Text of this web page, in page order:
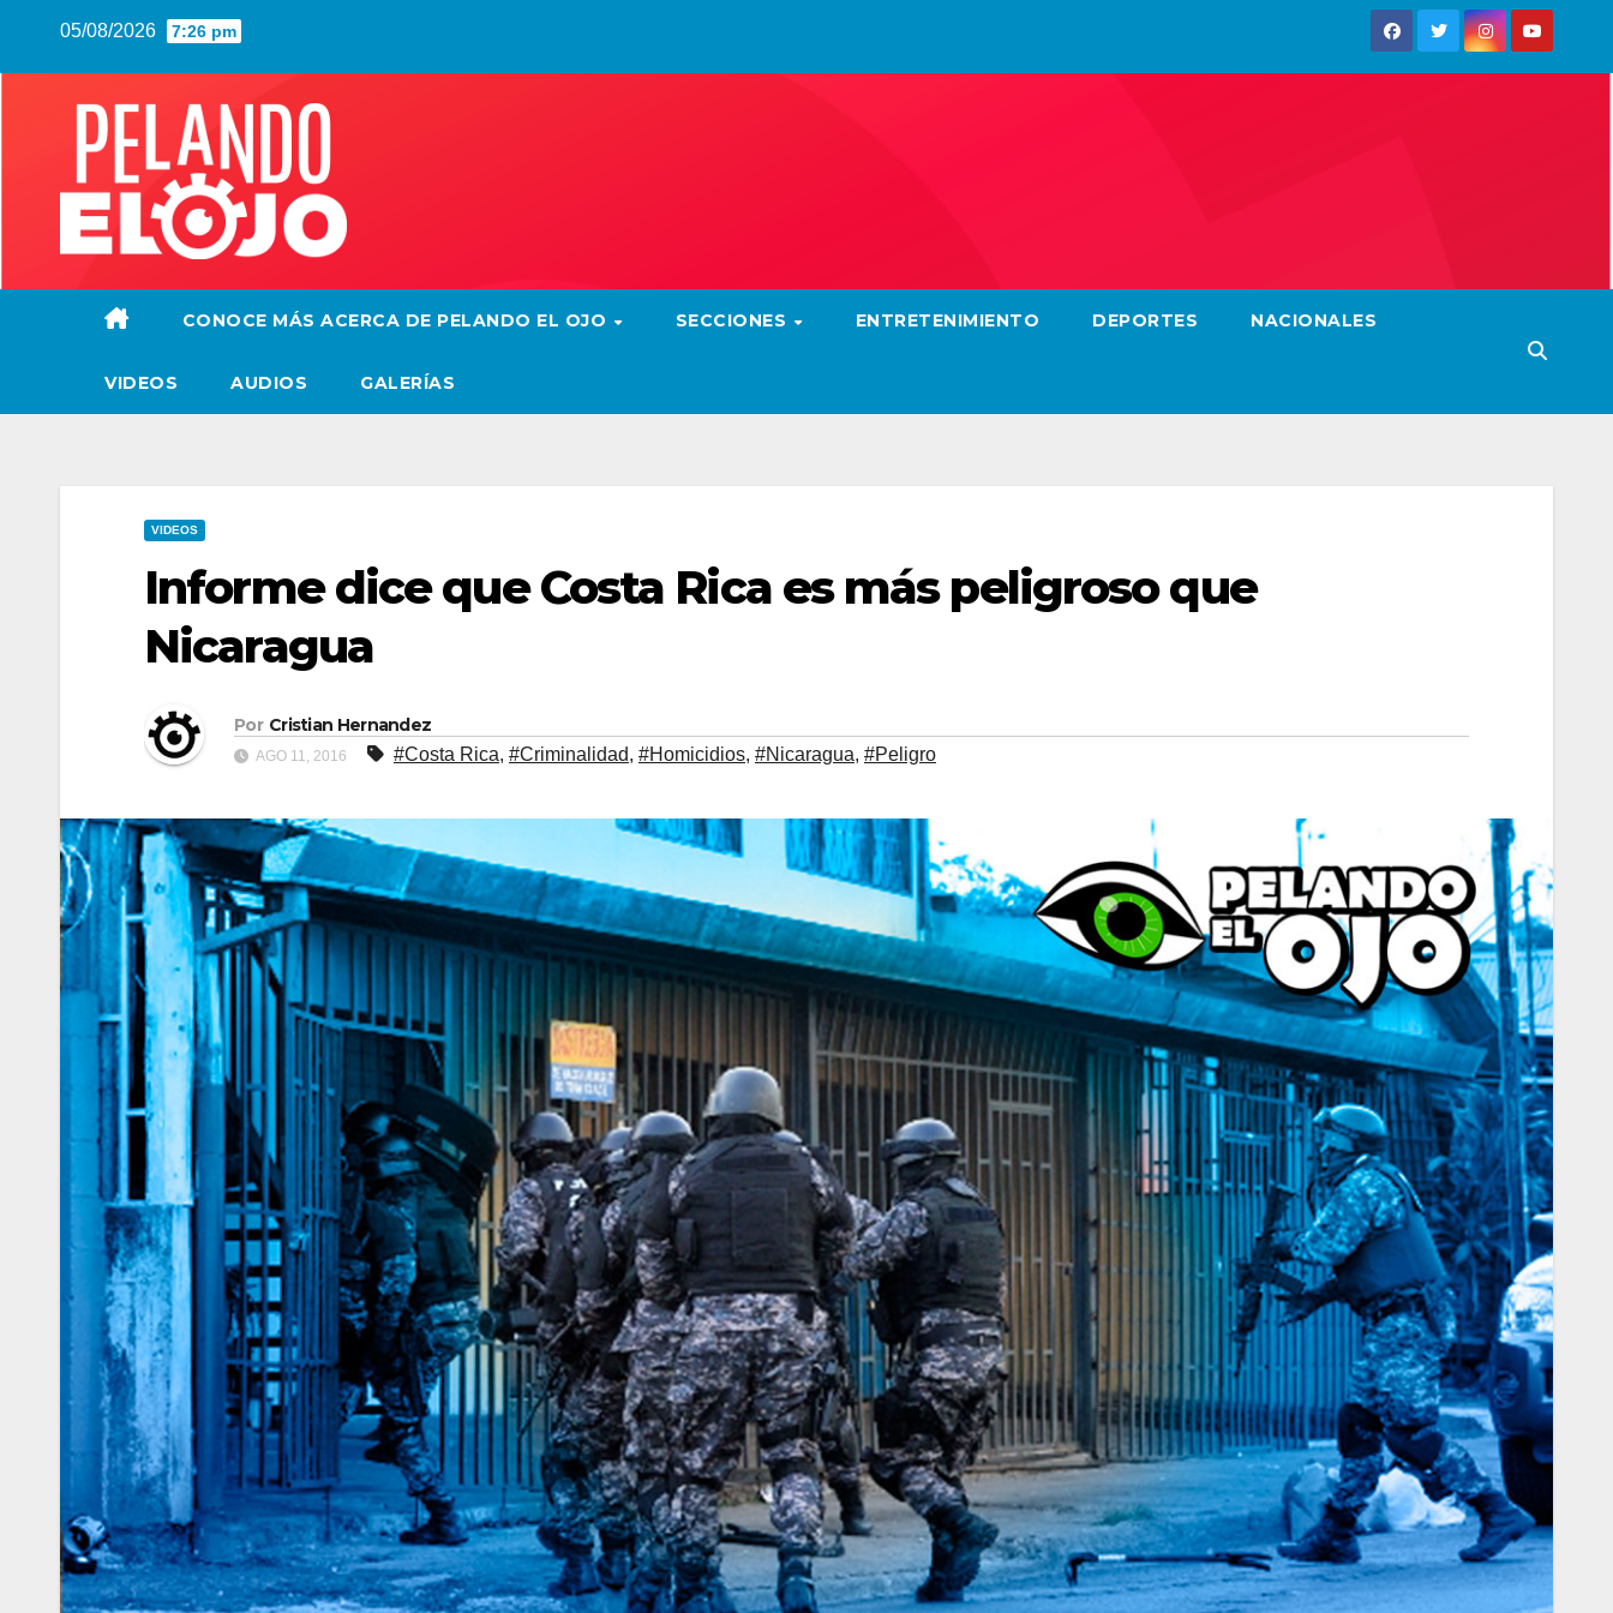
05/08/2026 7:26 pm
CONOCE MÁS ACERCA DE PELANDO EL OJO SECCIONES ENTRETENIMIENTO DEPORTES NACIONALES
VIDEOS AUDIOS GALERÍAS
VIDEOS
Informe dice que Costa Rica es más peligroso que
Nicaragua
Por Cristian Hernandez
AGO 11, 2016 #Costa Rica, #Criminalidad, #Homicidios, #Nicaragua, #Peligro